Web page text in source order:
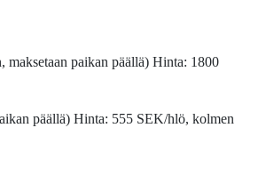
maksetaan paikan päällä) Hinta: 1800
päällä) Hinta: 555 SEK/hlö, kolmen